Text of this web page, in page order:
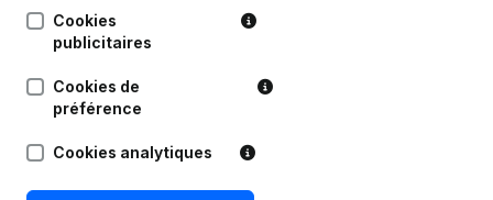
04-12-2023
02-02-2021
22-11-2017 Siège Social
Cookies
publicitaires
Cookies de
préférence
Cookies analytiques